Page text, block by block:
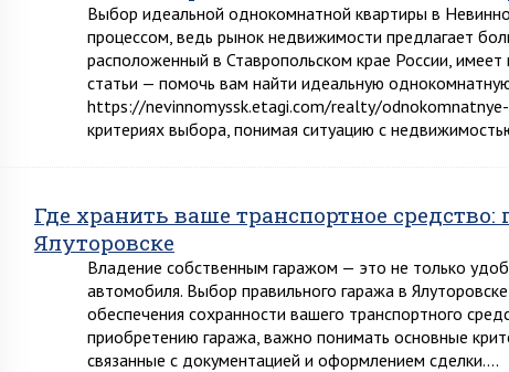
Выбор идеальной однокомнатной квартиры в
процессом, ведь рынок недвижимости предлагает
расположенный в Ставропольском крае России,
статьи — помочь вам найти идеальную
https://nevinnomyssk.etagi.com/realty/
критериях выбора, понимая ситуацию с
Где хранить ваше транспортное
Ялуторовске
Владение собственным гаражом — это не только
автомобиля. Выбор правильного гаража в
обеспечения сохранности вашего транспортного
приобретению гаража, важно понимать основные
связанные с документацией и оформлением сделки….